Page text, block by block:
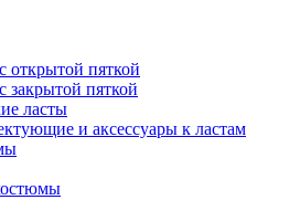
открытой пяткой
закрытой пяткой
ласты
и аксессуары к ластам